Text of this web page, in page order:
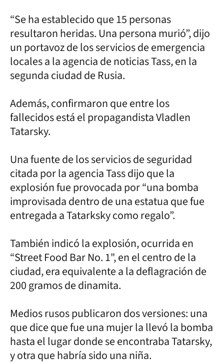
“Se ha establecido que 15 personas
resultaron heridas. Una persona murió”, dijo
un portavoz de los servicios de emergencia
locales a la agencia de noticias Tass, en la
segunda ciudad de Rusia.
Además, confirmaron que entre los
fallecidos está el propagandista Vladlen
Tatarsky.
Una fuente de los servicios de seguridad
citada por la agencia Tass dijo que la
explosión fue provocada por “una bomba
improvisada dentro de una estatua que fue
entregada a Tatarksky como regalo”.
También indicó la explosión, ocurrida en
“Street Food Bar No. 1", en el centro de la
ciudad, era equivalente a la deflagración de
200 gramos de dinamita.
Medios rusos publicaron dos versiones: una
que dice que fue una mujer la llevó la bomba
hasta el lugar donde se encontraba Tatarsky,
y otra que habría sido una niña.